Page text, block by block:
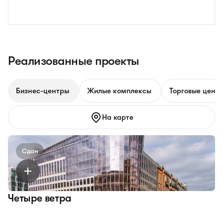
Реализованные проекты
Бизнес-центры Жилые комплексы Торговые
На карте
Сдан
Четыре ветра